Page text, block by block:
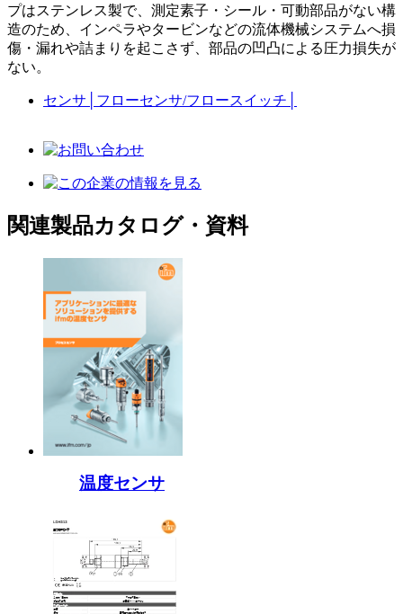
プはステンレス製で、測定素子・シール・可動部品がない構
造のため、インペラやタービンなどの流体機械システムへ損
傷・漏れや詰まりを起こさず、部品の凹凸による圧力損失が
ない。
センサ フローセンサ/フロースイッチ
関連製品カタログ・資料
温度センサ